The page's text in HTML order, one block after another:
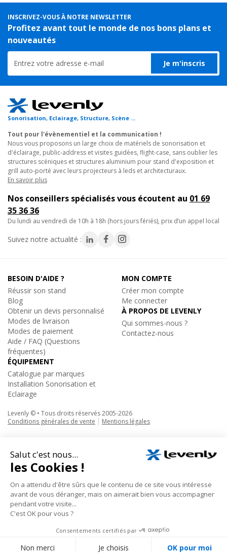
Contestage | BT-TRUSS TUBE BLK 250
Support alu noir de 25cm et diam. 48mm
69€
Ajouter au panier
INSCRIVEZ-VOUS À NOTRE NEWSLETTER
Profitez avant tout le monde de nos bons plans et
nouveautés
Je m'inscris
Sonorisation, Eclairage, Structure, Scène ...
Tout pour l'évènementiel et la communication !
Nous vous proposons un large choix de matériels de sonorisation et
d'éclairage, public-address et visites guidées, flight-case, sans oublier les
structures scéniques et structures aluminium pour stand d'exposition et
grill auto-porté avec leurs projecteurs à leds et architecturaux.
En savoir plus
Nos conseillers spécialisés vous écoutent au 01 69
35 36 36
du lundi au vendredi de 10h à 18h (hors jours fériés), prix d’un appel local
Suivez notre actualité :
BESOIN D'AIDE ?
Réussir son stand
Blog
Obtenir un devis personnalisé
Modes de livraison
Modes de paiement
Aide / FAQ (Questions
fréquentes)
ÉQUIPEMENT
Catalogue par marques
Installation Sonorisation et
Eclairage
MON COMPTE
Créer mon compte
Me connecter
À PROPOS DE LEVENLY
Qui sommes-nous ?
Contactez-nous
Levenly © • Tous droits réservés 2005-2026
Conditions générales de vente
Mentions légales